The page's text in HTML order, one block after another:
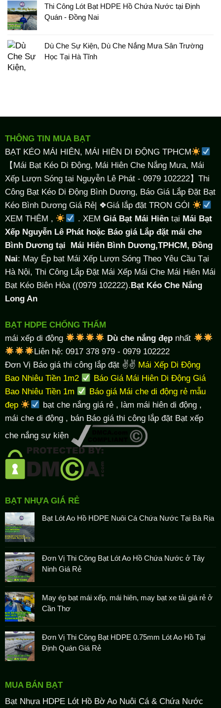
Thi Công Lót Bạt HDPE Hồ Chứa Nước tại Định
Quán - Đồng Nai
Dù Che Sự Kiện, Dù Che Nắng Mưa Sân Trường
Học Tại Hà Tĩnh
THÔNG TIN MUA BẠT
BẠT KÉO MÁI HIÊN, MÁI HIÊN DI ĐỘNG TPHCM
【Mái Bạt Kéo Di Động, Mái Hiên Che Nắng Mưa, Mái
Xếp Lượn Sóng tại Nguyễn Lê Phát - 0979 102222】Thi
Công Bạt Kéo Di Động Bình Dương, Báo Giá Lắp Đặt Bạt
Kéo Bình Dương Giá Rẻ| ❖Giá lắp đặt TRỌN GÓI
XEM THÊM ,
. XEM Giá Bạt Mái Hiêntại Mái Bạt
Xếp Nguyễn Lê Phát hoặc Báo giá Lắp đặt mái che
Bình Dương tại Mái Hiên Bình Dương,TPHCM, Đồng
Nai: May Ép bạt Mái Xếp Lượn Sóng Theo Yêu Cầu Tại
Hà Nội, Thi Công Lắp Đặt Mái Xếp Mái Che Mái Hiên Mái
Bạt Kéo Biên Hòa ((0979 102222).Bạt Kéo Che Nắng
Long An
BẠT HDPE CHỐNG THẤM
mái xếp di động Dù che nắng đẹp nhất
Liên hệ: 0917 378 979 - 0979 102222
Đơn Vị Báo giá thi công lắp đặt ✌✌ Mái Xếp Di Động
Bao Nhiêu Tiền 1m2
Báo Giá Mái Hiên Di Động Giá
Bao Nhiêu Tiền 1m
Báo giá Mái che di động rẻ mẫu
đẹp
bạt che nắng giá rẻ, làm mái hiên di động,
mái che di động , bán Báo giá thi công lắp đặt Bạt xếp
che nắng sự kiện
BẠT NHỰA GIÁ RẺ
Bạt Lót Ao Hồ HDPE Nuôi Cá Chứa Nước Tại Bà Rịa
Đơn Vị Thi Công Bạt Lót Ao Hồ Chứa Nước ở Tây
Ninh Giá Rẻ
May ép bạt mái xếp, mái hiên, may bạt xe tải giá rẻ ở
Cần Thơ
Đơn Vị Thi Công Bạt HDPE 0.75mm Lót Ao Hồ Tại
Định Quán Giá Rẻ
MUA BÁN BẠT
Bạt Nhựa HDPE Lót Hồ Bờ Ao Nuôi Cá & Chứa Nước